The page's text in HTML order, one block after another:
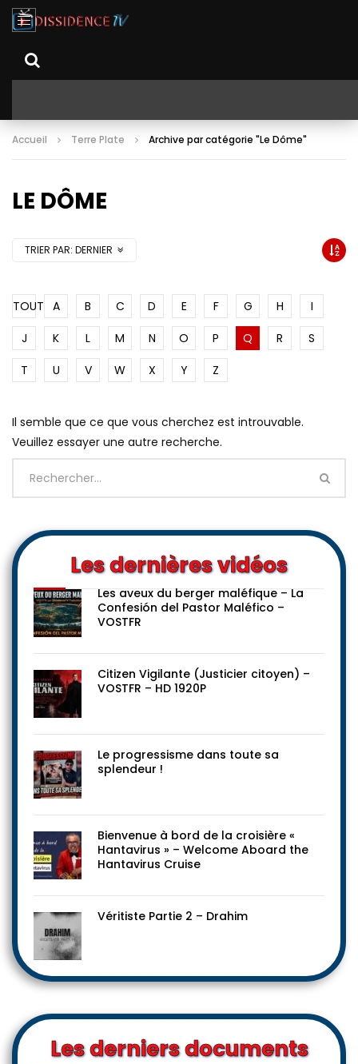
Accueil Terre Plate Archive par catégorie "Le Dôme"
LE DÔME
TRIER PAR: DERNIER
TOUT A B C D E F G H
I
J
K L M N O P Q R
S
T
U V W X Y Z
Il semble que ce que vous cherchez est introuvable.
Veuillez essayer une autre recherche.
Les dernières vidéos
Les aveux du berger maléfique – La
Confesión del Pastor Maléfico –
VOSTFR
Citizen Vigilante (Justicier citoyen) –
VOSTFR – HD 1920P
Le progressisme dans toute sa
splendeur !
Bienvenue à bord de la croisière «
Hantavirus » – Welcome Aboard the
Hantavirus Cruise
Véritiste Partie 2 – Drahim
Les derniers documents